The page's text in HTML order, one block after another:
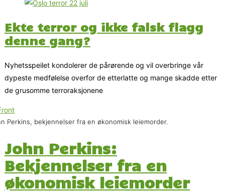
Ekte terror og ikke falsk flagg
denne gang?
Nyhetsspeilet kondolerer de pårørende og vil overbringe vår
dypeste medfølelse overfor de etterlatte og mange skadde etter
de grusomme terroraksjonene
Perkins, bekjennelser fra en økonomisk leiemorder.
John Perkins:
Bekjennelser fra en
økonomisk leiemorder